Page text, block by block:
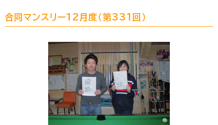
合同マンスリー12月度（第331回）